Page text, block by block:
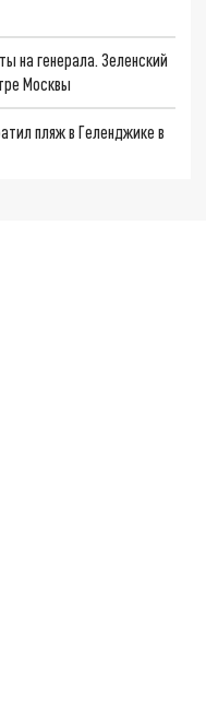
на генерала. Зеленский
Москвы
пляж в Геленджике в